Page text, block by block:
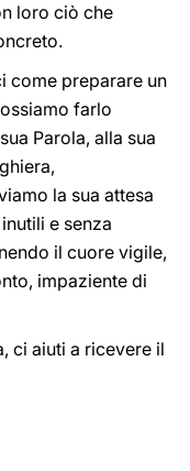
loro ciò che
come preparare un
farlo
Parola, alla sua
la sua attesa
e senza
il cuore vigile,
impaziente di
ci aiuti a ricevere il